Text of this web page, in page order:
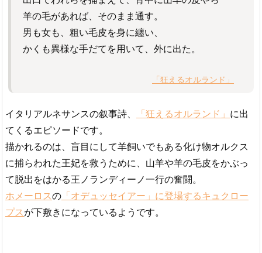
羊の毛があれば、そのまま通す。
男も女も、粗い毛皮を身に纏い、
かくも異様な手だてを用いて、外に出た。
「狂えるオルランド」
イタリアルネサンスの叙事詩、 「狂えるオルランド」 に出
てくるエピソードです。
描かれるのは、盲目にして羊飼いでもある化け物オルクス
に捕らわれた王妃を救うために、山羊や羊の毛皮をかぶっ
て脱出をはかる王ノランディーノ一行の奮闘。
ホメーロスの 「オデュッセイアー」に登場するキュクロー
プス が下敷きになっているようです。